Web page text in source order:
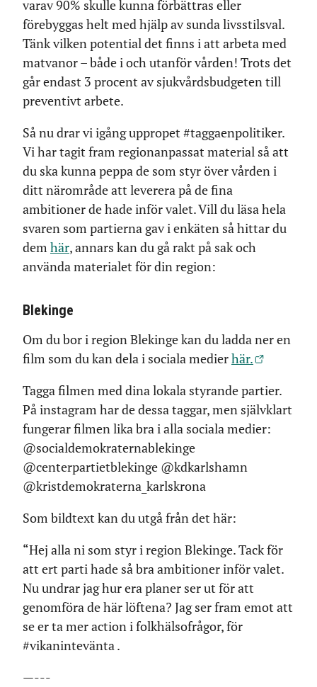
varav 90% skulle kunna förbättras eller
förebyggas helt med hjälp av sunda livsstilsval.
Tänk vilken potential det finns i att arbeta med
matvanor – både i och utanför vården! Trots det
går endast 3 procent av sjukvårdsbudgeten till
preventivt arbete.
Så nu drar vi igång uppropet #taggaenpolitiker.
Vi har tagit fram regionanpassat material så att
du ska kunna peppa de som styr över vården i
ditt närområde att leverera på de fina
ambitioner de hade inför valet. Vill du läsa hela
svaren som partierna gav i enkäten så hittar du
dem här, annars kan du gå rakt på sak och
använda materialet för din region:
Blekinge
Om du bor i region Blekinge kan du ladda ner en
film som du kan dela i sociala medierhär.
Tagga filmen med dina lokala styrande partier.
På instagram har de dessa taggar, men självklart
fungerar filmen lika bra i alla sociala medier:
@socialdemokraternablekinge
@centerpartietblekinge @kdkarlshamn
@kristdemokraterna_karlskrona
Som bildtext kan du utgå från det här:
“Hej alla ni som styr i region Blekinge. Tack för
att ert parti hade så bra ambitioner inför valet.
Nu undrar jag hur era planer ser ut för att
genomföra de här löftena? Jag ser fram emot att
se er ta mer action i folkhälsofrågor, för
#vikanintevänta .
—---